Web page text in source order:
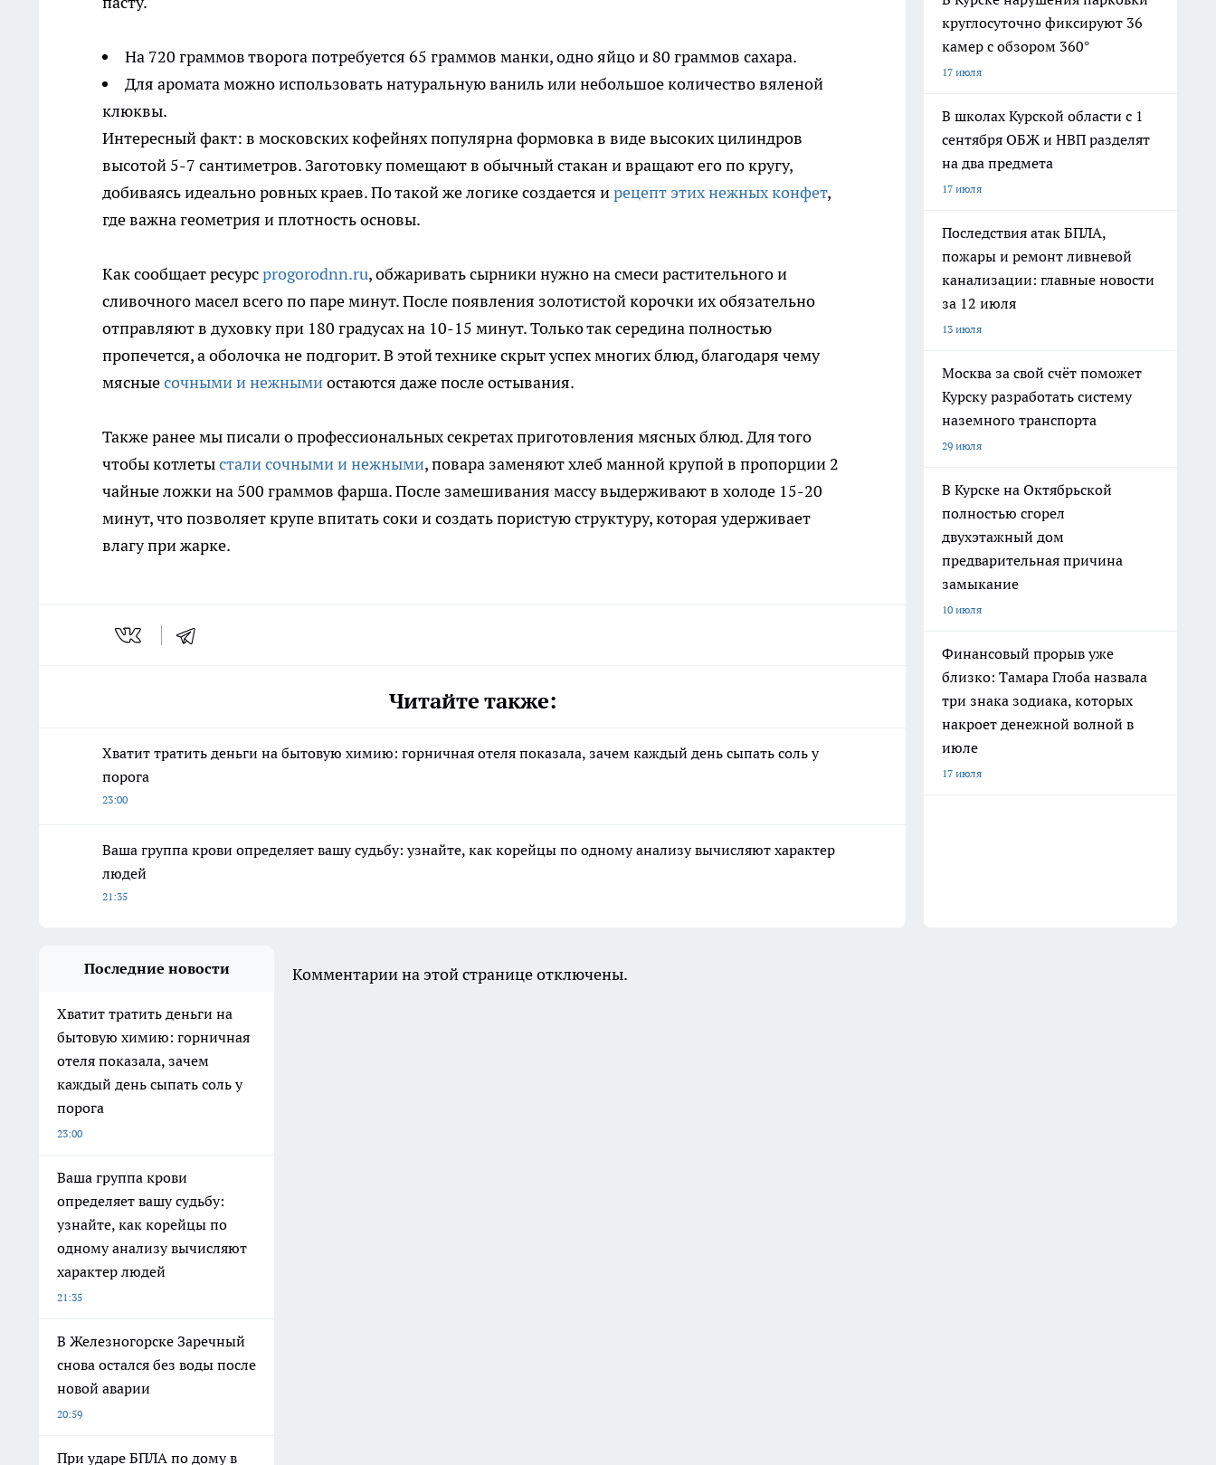
На 720 граммов творога потребуется 65 граммов манки, одно яйцо и 80 граммов сахара.
Для аромата можно использовать натуральную ваниль или небольшое количество вяленой
клюквы.
Интересный факт: в московских кофейнях популярна формовка в виде высоких цилиндров
высотой 5-7 сантиметров. Заготовку помещают в обычный стакан и вращают его по кругу,
добиваясь идеально ровных краев. По такой же логике создается ирецепт этих нежных конфет,
где важна геометрия и плотность основы.
Как сообщает ресурсprogorodnn.ru, обжаривать сырники нужно на смеси растительного и
сливочного масел всего по паре минут. После появления золотистой корочки их обязательно
отправляют в духовку при 180 градусах на 10-15 минут. Только так середина полностью
пропечется, а оболочка не подгорит. В этой технике скрыт успех многих блюд, благодаря чему
мясныесочными и нежнымиостаются даже после остывания.
Также ранее мы писали о профессиональных секретах приготовления мясных блюд. Для того
чтобы котлетыстали сочными и нежными, повара заменяют хлеб манной крупой в пропорции 2
чайные ложки на 500 граммов фарша. После замешивания массу выдерживают в холоде 15-20
минут, что позволяет крупе впитать соки и создать пористую структуру, которая удерживает
влагу при жарке.
Читайте также:
Хватит тратить деньги на бытовую химию: горничная отеля показала, зачем каждый день сыпать соль у
порога
23:00
Ваша группа крови определяет вашу судьбу: узнайте, как корейцы по одному анализу вычисляют характер
людей
21:35
круглосуточно фиксируют 36
камер с обзором 360°
17 июля
В школах Курской области с 1
сентября ОБЖ и НВП разделят
на два предмета
17 июля
Последствия атак БПЛА,
пожары и ремонт ливневой
канализации: главные новости
за 12 июля
13 июля
Москва за свой счёт поможет
Курску разработать систему
наземного транспорта
29 июля
В Курске на Октябрьской
полностью сгорел
двухэтажный дом
предварительная причина
замыкание
10 июля
Финансовый прорыв уже
близко: Тамара Глоба назвала
три знака зодиака, которых
накроет денежной волной в
июле
17 июля
Последние новости
Хватит тратить деньги на
бытовую химию: горничная
отеля показала, зачем
каждый день сыпать соль у
порога
23:00
Ваша группа крови
определяет вашу судьбу:
узнайте, как корейцы по
одному анализу вычисляют
характер людей
21:35
В Железногорске Заречный
снова остался без воды после
новой аварии
20:59
При ударе БПЛА по дому в
Комментарии на этой странице отключены.